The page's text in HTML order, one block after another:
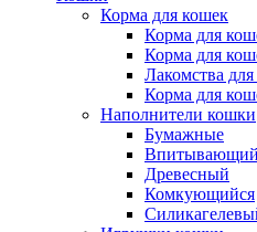
Корма для кошек
Корма для
Корма для
Лакомства
Корма для
Наполнители кошки
Бумажные
Впитывающий
Древесный
Комкующийся